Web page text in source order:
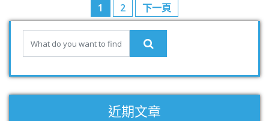
1 2 下一頁
近期文章